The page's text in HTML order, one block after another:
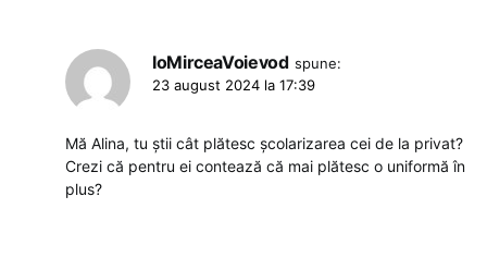
IoMirceaVoievod spune:
23 august 2024 la 17:39
Mă Alina, tu știi cât plătesc școlarizarea cei de la privat?
Crezi că pentru ei contează că mai plătesc o uniformă în
plus?